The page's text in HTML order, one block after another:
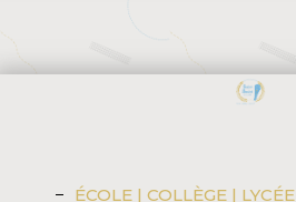
ÉCOLE | COLLÈGE | LYCÉE